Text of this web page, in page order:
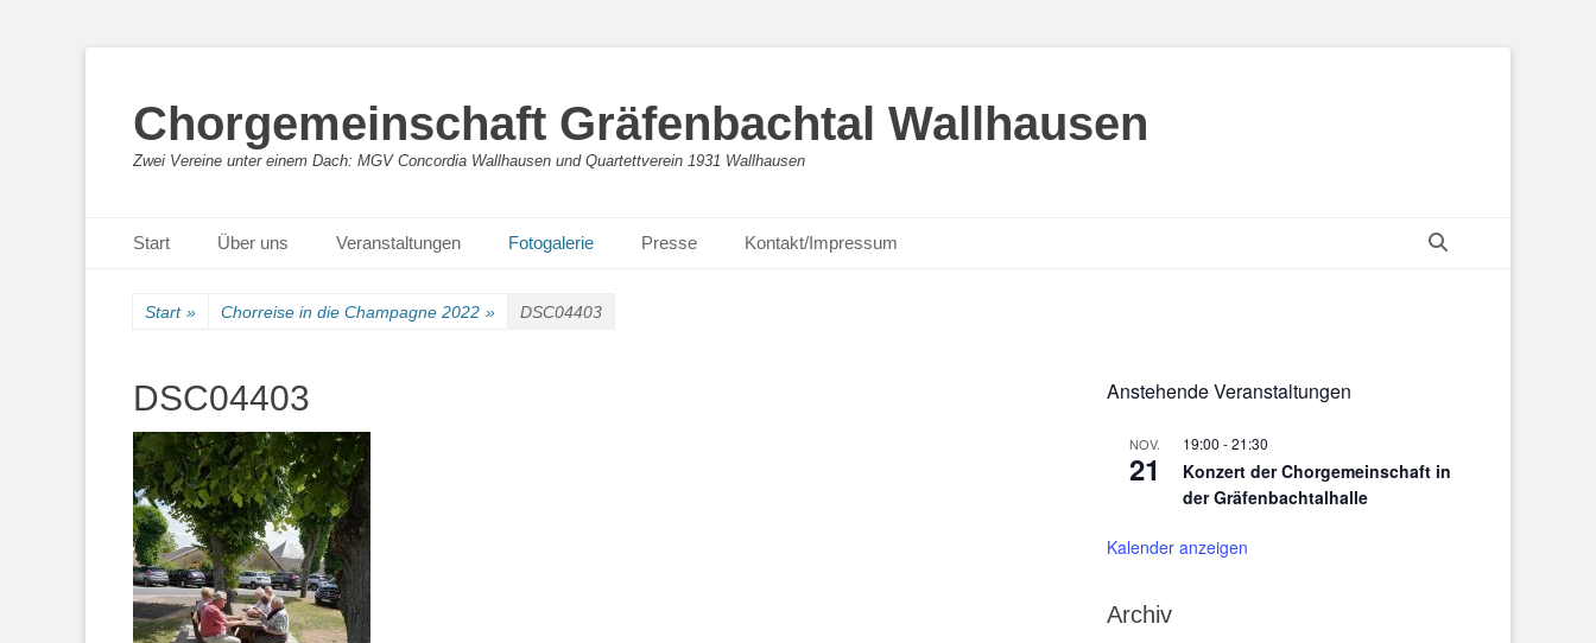
Chorgemeinschaft Gräfenbachtal Wallhausen
Zwei Vereine unter einem Dach: MGV Concordia Wallhausen und Quartettverein 1931 Wallhausen
Primäres Menü
Inhalt
Start Über uns Veranstaltungen Fotogalerie Presse Kontakt/Impressum
Start » Chorreise in die Champagne 2022 » DSC04403
DSC04403 Anstehende Veranstaltungen
NOV.
21
19:00 -21:30
Konzert der Chorgemeinschaft in
der Gräfenbachtalhalle
Kalender anzeigen
Archiv